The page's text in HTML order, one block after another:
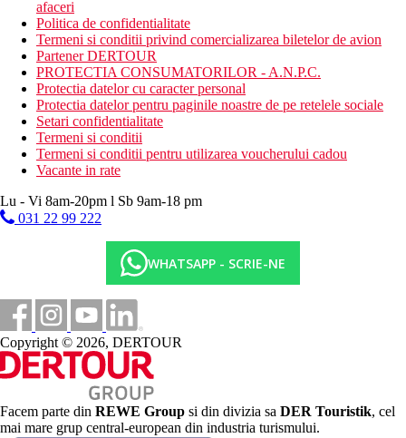
plaja cu nisip chiar langa hotel
sezlonguri si umbrele contra cost
prosoapele sunt gratuite
Activitati sportive
Gratuit:teren de tenis
Facilitati copii
piscina pentru copii
patut
loc de joaca
mini club
Categoria oficiala
Distanţe
58 km
Distanta de cel mai apropiat aeroport
0 m
Distanta pana la plaja
2 km
afaceri
Politica de confidentialitate
Termeni si conditii privind comercializarea biletelor de avion
Partener DERTOUR
PROTECTIA CONSUMATORILOR - A.N.P.C.
Protectia datelor cu caracter personal
Protectia datelor pentru paginile noastre de pe retelele sociale
Setari confidentialitate
Termeni si conditii
Termeni si conditii pentru utilizarea voucherului cadou
Vacante in rate
Lu - Vi 8am-20pm l Sb 9am-18 pm
031 22 99 222
WHATSAPP - SCRIE-NE
Copyright © 2026, DERTOUR
Facem parte din REWE Group si din divizia sa DER Touristik, cel
mai mare grup central-european din industria turismului.